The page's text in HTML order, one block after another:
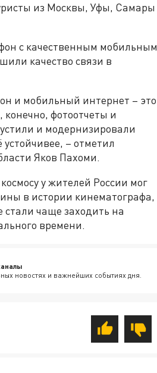
из Москвы, Уфы, Самары
с качественным мобильным
качество связи в
и мобильный интернет – это
фотоотчеты и
и модернизировали
– отметил
Яков Пахоми.
у жителей России мог
в истории кинематографа,
чаще заходить на
времени.
новостях и важнейших событиях дня.